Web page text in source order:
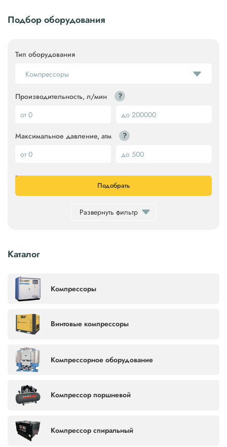
Подбор оборудования
Тип оборудования
Компрессоры
Производительность, л/мин ?
Максимальное давление, атм ?
Мощность двигателя, кВт ?
Объём ресивера, л
Частотный преобразователь
Не важно
Не важно
Производитель
Выбрать всё
Подобрать
Развернуть фильтр
Каталог
Компрессоры
Винтовые компрессоры
Компрессорное оборудование
Компрессор поршневой
Компрессор спиральный